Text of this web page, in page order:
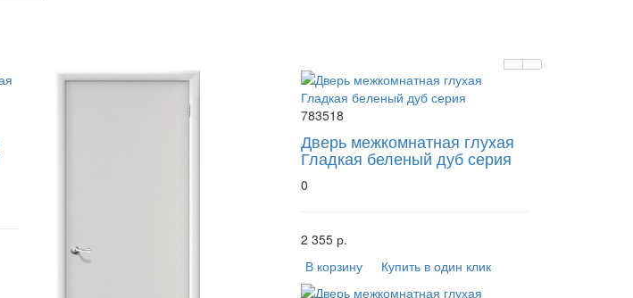
783518
Дверь межкомнатная глухая
Гладкая беленый дуб серия
0
2 355 р.
В корзину
Купить в один клик